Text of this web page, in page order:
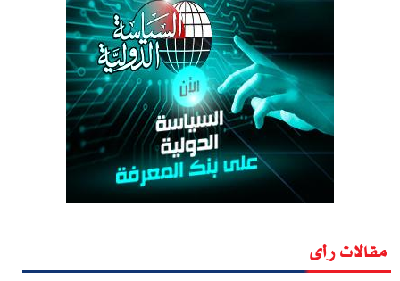
مقالات رأى